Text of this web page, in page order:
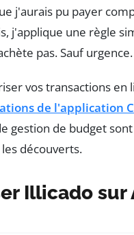
j'aurais pu payer
j'applique une règle
pas. Sauf urgence.
vos transactions en
de l'application
gestion de budget
découverts.
Illicado sur